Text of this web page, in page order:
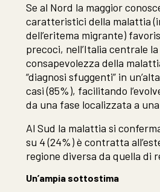
Se al Nord la maggior
caratteristici della malattia
dell’eritema migrante)
precoci, nell’Italia centrale
consapevolezza della
“diagnosi sfuggenti” in
casi (85%), facilitando
da una fase localizzata a
Al Sud la malattia si
su 4 (24%) è contratta
regione diversa da quella di
Un’ampia sottostima